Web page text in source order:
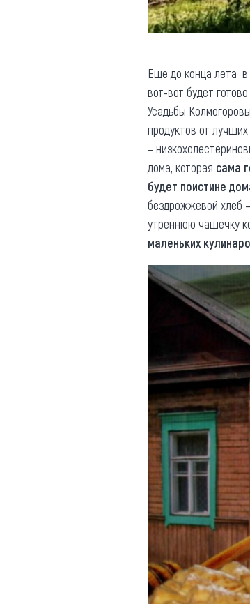
Еще до конца лета в
вот-вот будет
Усадьбы
продуктов от
–
дома, которая сама
будет поистине
бездрожжевой хлеб
утреннюю чашечку
маленьких